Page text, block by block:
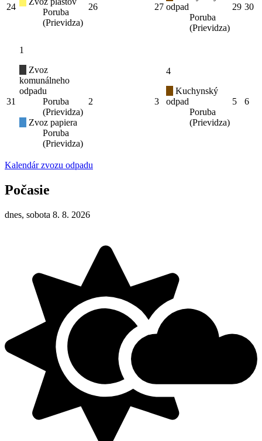
24
Poruba
(Prievidza)
26 27 odpad
Poruba
(Prievidza)
29 30
31
1
Zvoz
komunálneho
odpadu
Poruba
(Prievidza)
Zvoz papiera
Poruba
(Prievidza)
2 3
4
Kuchynský
odpad
Poruba
(Prievidza)
5 6
Kalendár zvozu odpadu
Počasie
dnes, sobota 8. 8. 2026